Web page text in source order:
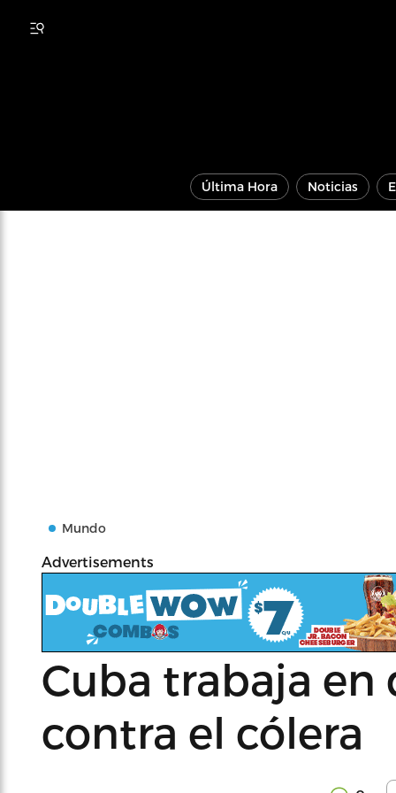
Última Hora Noticias
Mundo
Advertisements
Cuba trabaja en
contra el cólera